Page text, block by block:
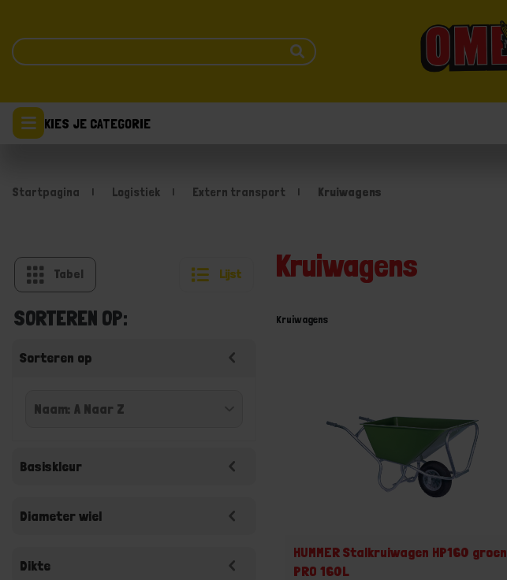
KIES JE CATEGORIE
Startpagina Logistiek Extern transport Kruiwagens
Tabel Lijst
SORTEREN OP:
Sorteren op
Basiskleur
Diameter wiel
Dikte
Kruiwagens
Kruiwagens
HUMMER Stalkruiwagen HP160 groen
PRO 160L